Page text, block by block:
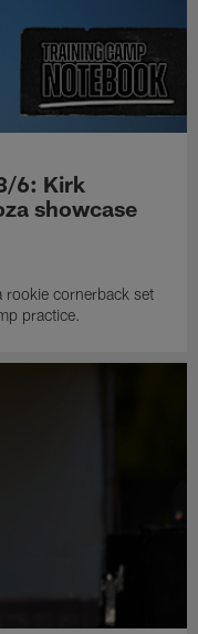
6: Kirk
showcase
rookie cornerback set
practice.